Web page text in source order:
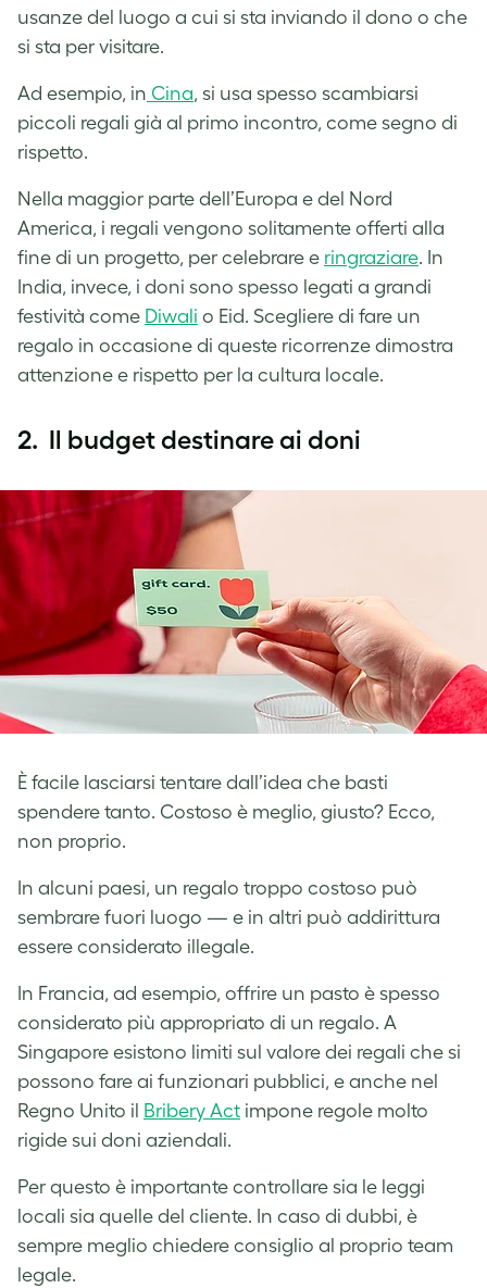
usanze del luogo a cui si sta inviando il dono o che
si sta per visitare.
Ad esempio, in Cina, si usa spesso scambiarsi
piccoli regali già al primo incontro, come segno di
rispetto.
Nella maggior parte dell’Europa e del Nord
America, i regali vengono solitamente offerti alla
fine di un progetto, per celebrare e ringraziare. In
India, invece, i doni sono spesso legati a grandi
festività come Diwali o Eid. Scegliere di fare un
regalo in occasione di queste ricorrenze dimostra
attenzione e rispetto per la cultura locale.
2. Il budget destinare ai doni
È facile lasciarsi tentare dall’idea che basti
spendere tanto. Costoso è meglio, giusto? Ecco,
non proprio.
In alcuni paesi, un regalo troppo costoso può
sembrare fuori luogo — e in altri può addirittura
essere considerato illegale.
In Francia, ad esempio, offrire un pasto è spesso
considerato più appropriato di un regalo. A
Singapore esistono limiti sul valore dei regali che si
possono fare ai funzionari pubblici, e anche nel
Regno Unito il Bribery Act impone regole molto
rigide sui doni aziendali.
Per questo è importante controllare sia le leggi
locali sia quelle del cliente. In caso di dubbi, è
sempre meglio chiedere consiglio al proprio team
legale.